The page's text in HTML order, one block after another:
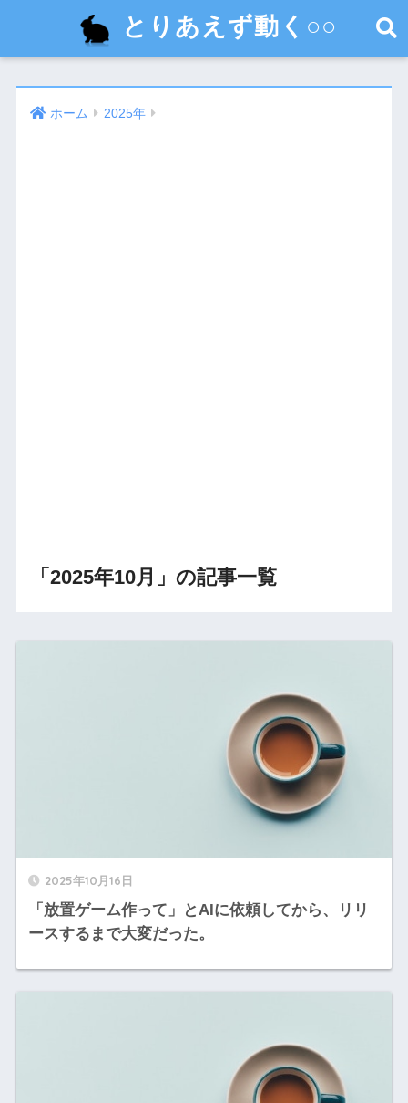
とりあえず動く○○
ホーム 2025年
「2025年10月」の記事一覧
2025年10月16日
「放置ゲーム作って」とAIに依頼してから、リリ
ースするまで大変だった。